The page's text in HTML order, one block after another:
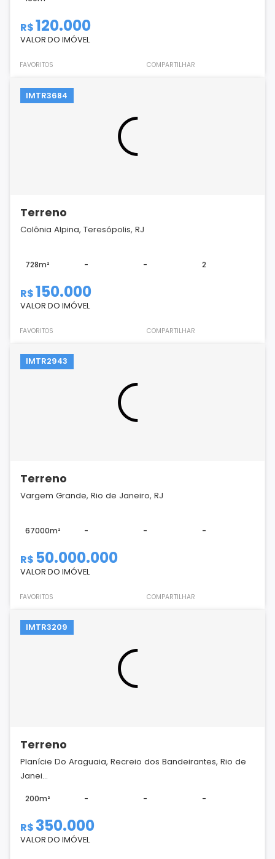
R$120.000
VALOR DO IMÓVEL
FAVORITOS COMPARTILHAR
IMTR3684
Terreno
Colônia Alpina, Teresópolis, RJ
728m² - - 2
R$150.000
VALOR DO IMÓVEL
FAVORITOS COMPARTILHAR
IMTR2943
Terreno
Vargem Grande, Rio de Janeiro, RJ
67000m² - - -
R$ 50.000.000
VALOR DO IMÓVEL
FAVORITOS COMPARTILHAR
IMTR3209
Terreno
Planície Do Araguaia, Recreio dos Bandeirantes, Rio de
Janei...
200m² - - -
R$ 350.000
VALOR DO IMÓVEL